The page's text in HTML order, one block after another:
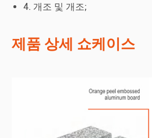
4. 개조 및 개조;
제품 상세 쇼케이스